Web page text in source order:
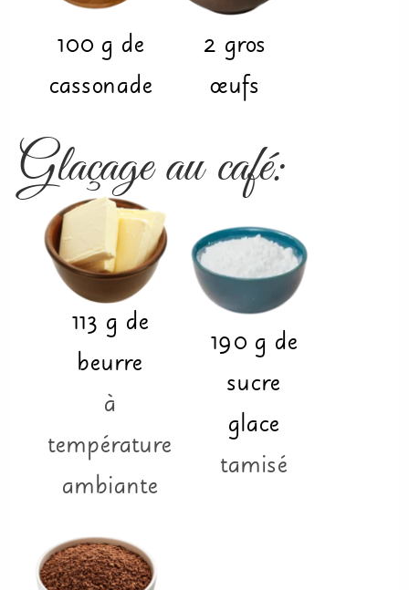
100 g de
cassonade
2 gros
œufs
Glaçage au café:
113 g de
beurre
à
température
ambiante
190 g de
sucre
glace
tamisé